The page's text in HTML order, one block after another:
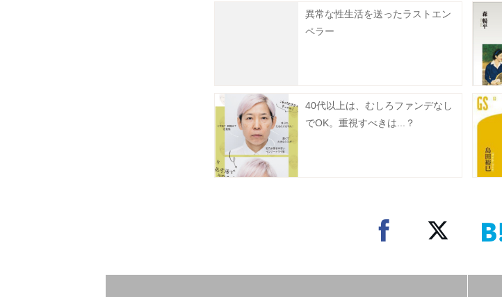
異常な性生活を送ったラストエン
ペラー
40代以上は、むしろファンデなし
でOK。重視すべきは...？